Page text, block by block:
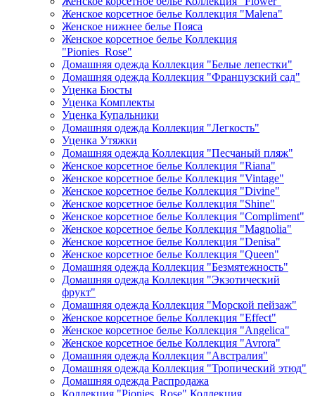
Женское корсетное белье Коллекция "Malena"
Женское нижнее белье Пояса
Женское корсетное белье Коллекция
"Pionies_Rose"
Домашняя одежда Коллекция "Белые лепестки"
Домашняя одежда Коллекция "Французский сад"
Уценка Бюсты
Уценка Комплекты
Уценка Купальники
Домашняя одежда Коллекция "Легкость"
Уценка Утяжки
Домашняя одежда Коллекция "Песчаный пляж"
Женское корсетное белье Коллекция "Riana"
Женское корсетное белье Коллекция "Vintage"
Женское корсетное белье Коллекция "Divine"
Женское корсетное белье Коллекция "Shine"
Женское корсетное белье Коллекция "Compliment"
Женское корсетное белье Коллекция "Magnolia"
Женское корсетное белье Коллекция "Denisa"
Женское корсетное белье Коллекция "Queen"
Домашняя одежда Коллекция "Безмятежность"
Домашняя одежда Коллекция "Экзотический
фрукт"
Домашняя одежда Коллекция "Морской пейзаж"
Женское корсетное белье Коллекция "Effect"
Женское корсетное белье Коллекция "Angelica"
Женское корсетное белье Коллекция "Avrora"
Домашняя одежда Коллекция "Австралия"
Домашняя одежда Коллекция "Тропический этюд"
Домашняя одежда Распродажа
Коллекция "Pionies_Rose" Коллекция